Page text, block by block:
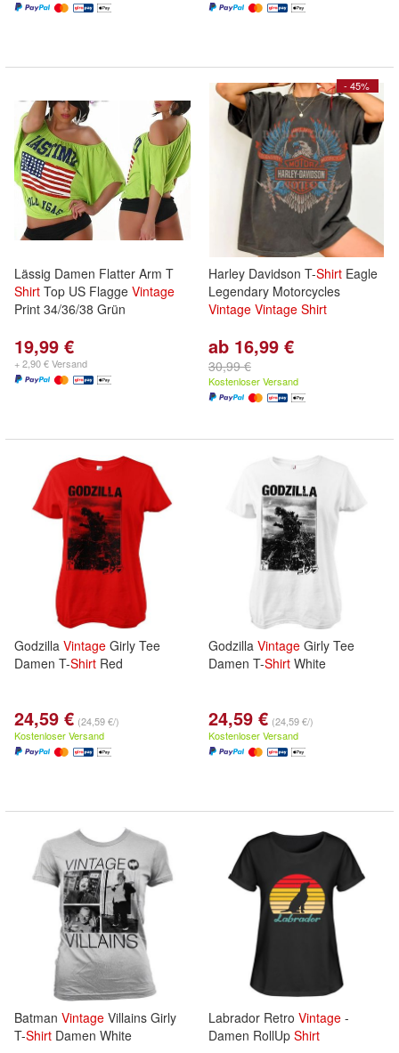
Lässig Damen Flatter Arm T
Shirt Top US Flagge Vintage
Print 34/36/38 Grün
19,99 €
+ 2,90 € Versand
- 45%
Harley Davidson T-Shirt Eagle
Legendary Motorcycles
Vintage Vintage Shirt
ab 16,99 €
30,99 €
Kostenloser Versand
Godzilla Vintage Girly Tee
Damen T-Shirt Red
24,59 € (24,59 €/)
Kostenloser Versand
Godzilla Vintage Girly Tee
Damen T-Shirt White
24,59 € (24,59 €/)
Kostenloser Versand
Batman Vintage Villains Girly
T-Shirt Damen White
Labrador Retro Vintage -
Damen RollUp Shirt